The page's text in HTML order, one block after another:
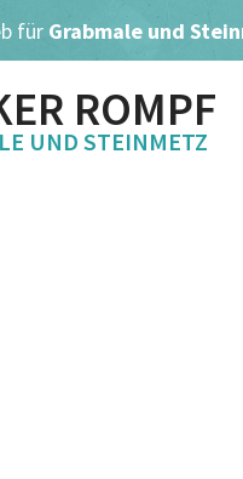
für Grabmale und
ROMPF
UND STEINMETZ